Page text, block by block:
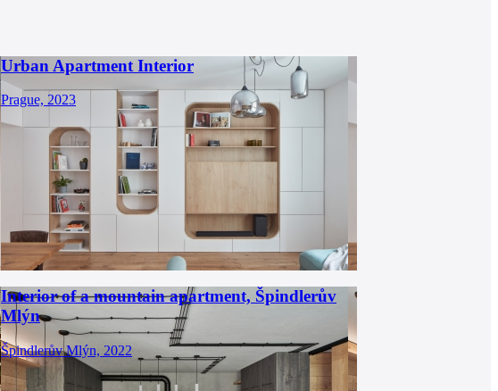
Urban Apartment Interior
Prague, 2023
Interior of a mountain apartment, Špindlerův
Mlýn
Špindlerův Mlýn, 2022